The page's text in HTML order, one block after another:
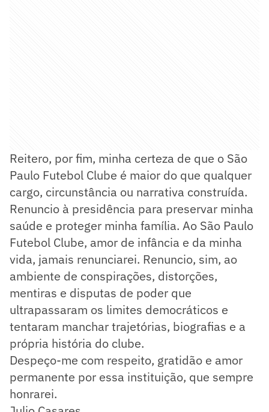
Reitero, por fim, minha certeza de que o São
Paulo Futebol Clube é maior do que qualquer
cargo, circunstância ou narrativa construída.
Renuncio à presidência para preservar minha
saúde e proteger minha família. Ao São Paulo
Futebol Clube, amor de infância e da minha
vida, jamais renunciarei. Renuncio, sim, ao
ambiente de conspirações, distorções,
mentiras e disputas de poder que
ultrapassaram os limites democráticos e
tentaram manchar trajetórias, biografias e a
própria história do clube.
Despeço-me com respeito, gratidão e amor
permanente por essa instituição, que sempre
honrarei.